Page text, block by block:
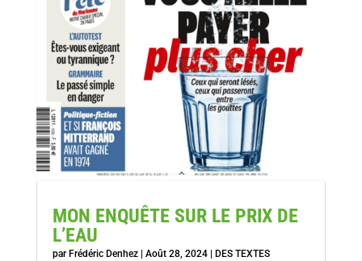
MON ENQUÊTE SUR LE PRIX DE
L’EAU
par Frédéric Denhez| Août 28, 2024| DES TEXTES